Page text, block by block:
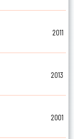
2011
2013
2001